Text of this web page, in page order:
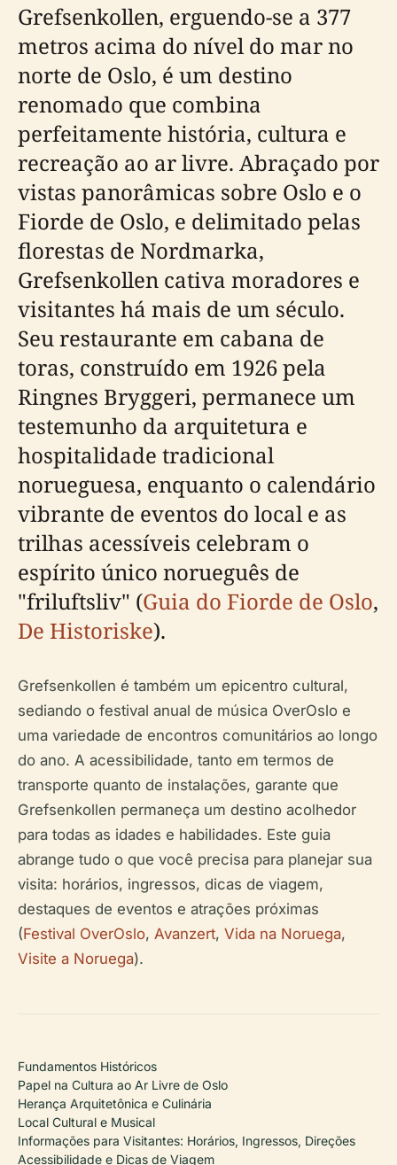
Grefsenkollen, erguendo-se a 377
metros acima do nível do mar no
norte de Oslo, é um destino
renomado que combina
perfeitamente história, cultura e
recreação ao ar livre. Abraçado por
vistas panorâmicas sobre Oslo e o
Fiorde de Oslo, e delimitado pelas
florestas de Nordmarka,
Grefsenkollen cativa moradores e
visitantes há mais de um século.
Seu restaurante em cabana de
toras, construído em 1926 pela
Ringnes Bryggeri, permanece um
testemunho da arquitetura e
hospitalidade tradicional
norueguesa, enquanto o calendário
vibrante de eventos do local e as
trilhas acessíveis celebram o
espírito único norueguês de
"friluftsliv" (Guia do Fiorde de Oslo,
De Historiske).
Grefsenkollen é também um epicentro cultural,
sediando o festival anual de música OverOslo e
uma variedade de encontros comunitários ao longo
do ano. A acessibilidade, tanto em termos de
transporte quanto de instalações, garante que
Grefsenkollen permaneça um destino acolhedor
para todas as idades e habilidades. Este guia
abrange tudo o que você precisa para planejar sua
visita: horários, ingressos, dicas de viagem,
destaques de eventos e atrações próximas
(Festival OverOslo, Avanzert, Vida na Noruega,
Visite a Noruega).
Fundamentos Históricos
Papel na Cultura ao Ar Livre de Oslo
Herança Arquitetônica e Culinária
Local Cultural e Musical
Informações para Visitantes: Horários, Ingressos, Direções
Acessibilidade e Dicas de Viagem